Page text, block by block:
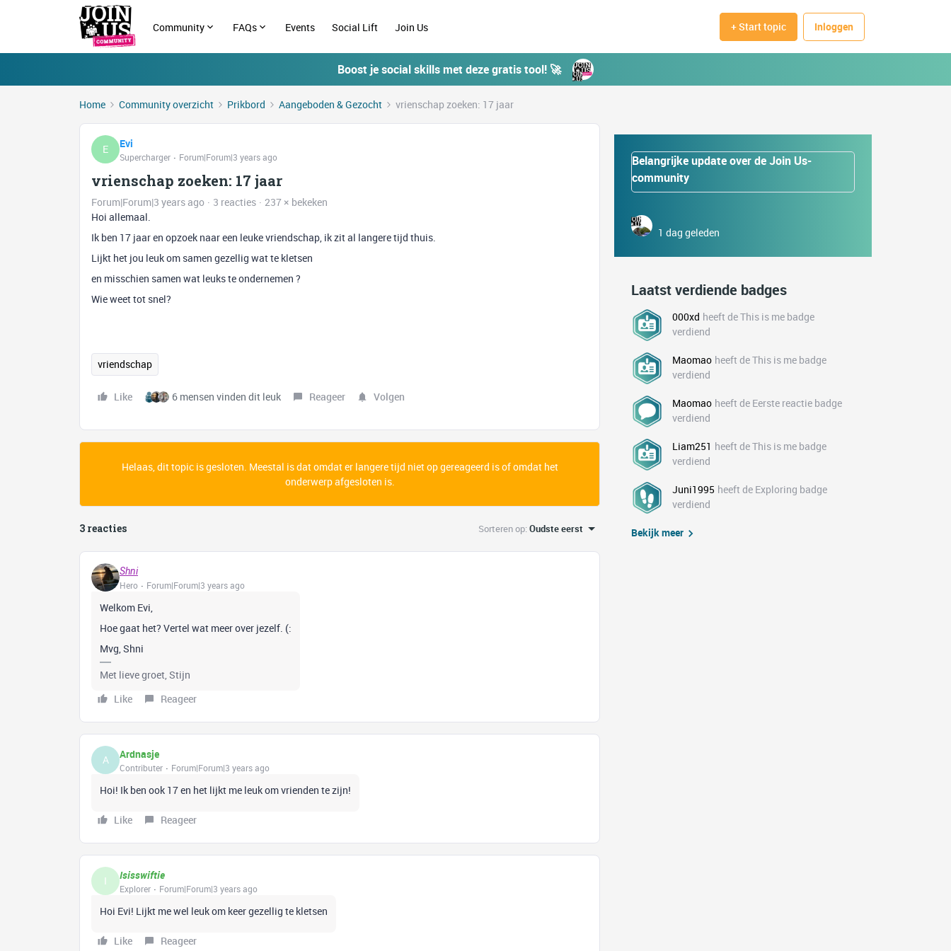
Community FAQs Events Social Lift Join Us + Start topic Inloggen
Boost je social skills met deze gratis tool! 🚀
Home Community overzicht Prikbord Aangeboden & Gezocht vrienschap zoeken: 17 jaar
E Evi
Supercharger Forum|Forum|3 years ago
vrienschap zoeken: 17 jaar
Forum|Forum|3 years ago 3 reacties
237 × bekeken
Hoi allemaal.
Ik ben 17 jaar en opzoek naar een leuke vriendschap, ik zit al langere tijd thuis.
Lijkt het jou leuk om samen gezellig wat te kletsen
en misschien samen wat leuks te ondernemen ?
Wie weet tot snel?
vriendschap
Like 6 mensen vinden dit leuk Reageer Volgen
Helaas, dit topic is gesloten. Meestal is dat omdat er langere tijd niet op gereageerd is of omdat het
onderwerp afgesloten is.
3 reacties Sorteren op:Oudste eerst
Shni
Hero
Forum|Forum|3 years ago
Welkom Evi,
Hoe gaat het? Vertel wat meer over jezelf. (:
Mvg, Shni
Met lieve groet, Stijn
Like
Reageer
A Ardnasje
Contributer Forum|Forum|3 years ago
Hoi! Ik ben ook 17 en het lijkt me leuk om vrienden te zijn!
Like Reageer
I Isisswiftie
Explorer Forum|Forum|3 years ago
Hoi Evi! Lijkt me wel leuk om keer gezellig te kletsen
Like Reageer
Belangrijke update over de Join Us-
community
1 dag geleden
Laatst verdiende badges
000xd heeft de This is me badge
verdiend
Maomao heeft de This is me badge
verdiend
Maomao heeft de Eerste reactie badge
verdiend
Liam251 heeft de This is me badge
verdiend
Juni1995 heeft de Exploring badge
verdiend
Bekijk meer